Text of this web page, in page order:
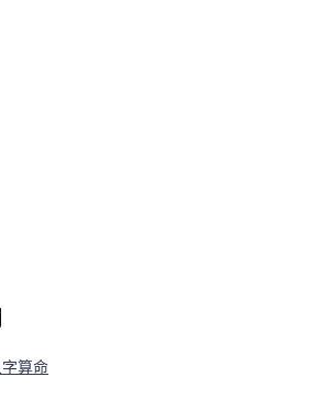
字算命